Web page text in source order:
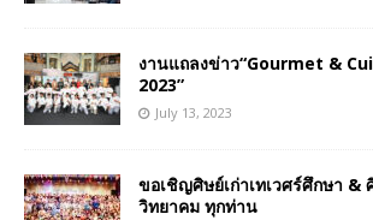
งานแถลงข่าว“Gourmet &
2023”
July 13, 2023
ขอเชิญศิษย์เก่าเทเวศร์ศึกษา &
วิทยาคม ทุกท่าน